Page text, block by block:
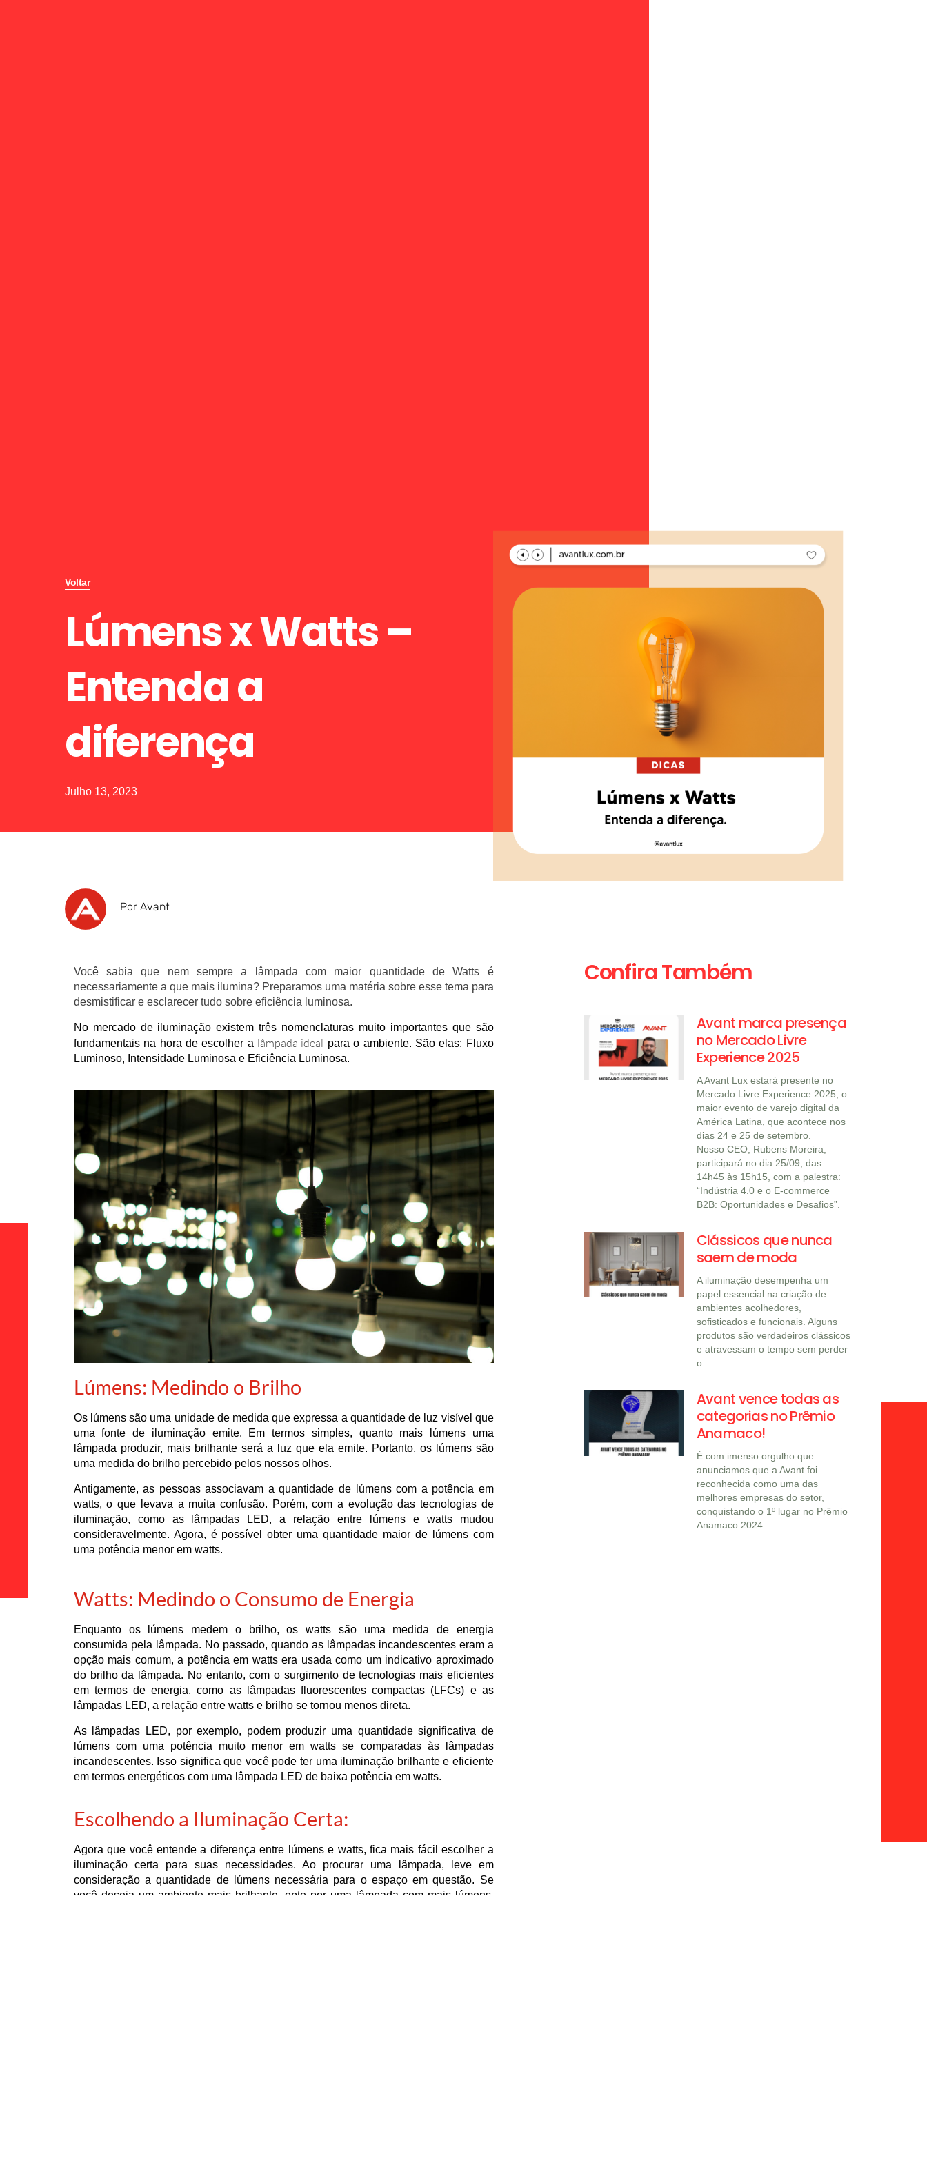
Voltar
Lúmens x Watts –
Entenda a
diferença
Julho 13, 2023
Por Avant
Você sabia que nem sempre a lâmpada com maior quantidade de Watts é
necessariamente a que mais ilumina? Preparamos uma matéria sobre esse tema para
desmistificar e esclarecer tudo sobre eficiência luminosa.
No mercado de iluminação existem três nomenclaturas muito importantes que são
fundamentais na hora de escolher a lâmpada ideal para o ambiente. São elas: Fluxo
Luminoso, Intensidade Luminosa e Eficiência Luminosa.
Lúmens: Medindo o Brilho
Os lúmens são uma unidade de medida que expressa a quantidade de luz visível que
uma fonte de iluminação emite. Em termos simples, quanto mais lúmens uma
lâmpada produzir, mais brilhante será a luz que ela emite. Portanto, os lúmens são
uma medida do brilho percebido pelos nossos olhos.
Antigamente, as pessoas associavam a quantidade de lúmens com a potência em
watts, o que levava a muita confusão. Porém, com a evolução das tecnologias de
iluminação, como as lâmpadas LED, a relação entre lúmens e watts mudou
consideravelmente. Agora, é possível obter uma quantidade maior de lúmens com
uma potência menor em watts.
Watts: Medindo o Consumo de Energia
Enquanto os lúmens medem o brilho, os watts são uma medida de energia
consumida pela lâmpada. No passado, quando as lâmpadas incandescentes eram a
opção mais comum, a potência em watts era usada como um indicativo aproximado
do brilho da lâmpada. No entanto, com o surgimento de tecnologias mais eficientes
em termos de energia, como as lâmpadas fluorescentes compactas (LFCs) e as
lâmpadas LED, a relação entre watts e brilho se tornou menos direta.
As lâmpadas LED, por exemplo, podem produzir uma quantidade significativa de
lúmens com uma potência muito menor em watts se comparadas às lâmpadas
incandescentes. Isso significa que você pode ter uma iluminação brilhante e eficiente
em termos energéticos com uma lâmpada LED de baixa potência em watts.
Escolhendo a Iluminação Certa:
Agora que você entende a diferença entre lúmens e watts, fica mais fácil escolher a
iluminação certa para suas necessidades. Ao procurar uma lâmpada, leve em
consideração a quantidade de lúmens necessária para o espaço em questão. Se
você deseja um ambiente mais brilhante, opte por uma lâmpada com mais lúmens.
Confira Também
Avant marca presença
no Mercado Livre
Experience 2025
A Avant Lux estará presente no
Mercado Livre Experience 2025, o
maior evento de varejo digital da
América Latina, que acontece nos
dias 24 e 25 de setembro.
Nosso CEO, Rubens Moreira,
participará no dia 25/09, das
14h45 às 15h15, com a palestra:
“Indústria 4.0 e o E-commerce
B2B: Oportunidades e Desafios”.
Clássicos que nunca
saem de moda
A iluminação desempenha um
papel essencial na criação de
ambientes acolhedores,
sofisticados e funcionais. Alguns
produtos são verdadeiros clássicos
e atravessam o tempo sem perder
o
Avant vence todas as
categorias no Prêmio
Anamaco!
É com imenso orgulho que
anunciamos que a Avant foi
reconhecida como uma das
melhores empresas do setor,
conquistando o 1º lugar no Prêmio
Anamaco 2024